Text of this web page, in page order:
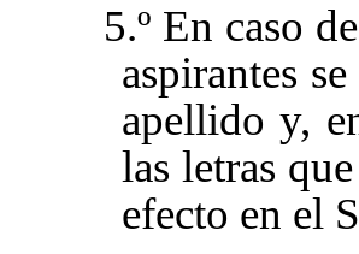
5.º En caso
aspirantes
apellido y,
las letras
efecto en el